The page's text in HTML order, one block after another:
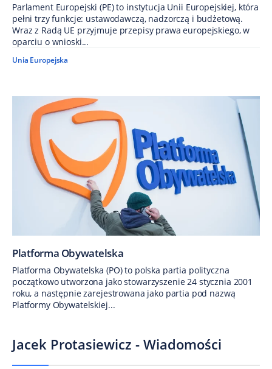
Parlament Europejski (PE) to instytucja Unii Europejskiej, która
pełni trzy funkcje: ustawodawczą, nadzorczą i budżetową.
Wraz z Radą UE przyjmuje przepisy prawa europejskiego, w
oparciu o wnioski...
Unia Europejska
Platforma Obywatelska
Platforma Obywatelska (PO) to polska partia polityczna
początkowo utworzona jako stowarzyszenie 24 stycznia 2001
roku, a następnie zarejestrowana jako partia pod nazwą
Platformy Obywatelskiej...
Jacek Protasiewicz - Wiadomości